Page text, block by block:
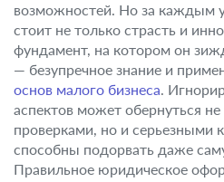
возможностей. Но за каждым
стоит не только страсть и
фундамент, на котором он
— безупречное знание и
основ малого бизнеса.
аспектов может обернуться
проверками, но и серьезными
способны подорвать даже
Правильное юридическое